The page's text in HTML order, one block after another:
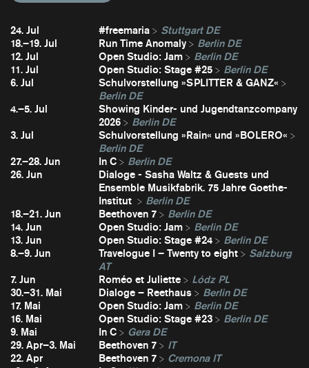
24. Jul #freemaria
Stuttgart DE
18.–19. Jul
Run Time Anomaly
Berlin DE
12. Jul
Open Studio: Jam
Berlin DE
11. Jul
Open Studio: Stage #25
Berlin DE
6. Jul
Schulvorstellung »SPLITTER & GANZ«
Berlin DE
4.–5. Jul
Showing Kinder- und Jugendtanzcompany
2026
Berlin DE
3. Jul
Schulvorstellung »Rain« und »BOLERO«
Berlin DE
27.–28. Jun
In C
Berlin DE
26. Jun
Dialoge - Sasha Waltz & Guests und
Ensemble Musikfabrik. 75 Jahre Goethe-
Institut
Berlin DE
18.–21. Jun
Beethoven 7
Berlin DE
14. Jun
Open Studio: Jam
Berlin DE
13. Jun
Open Studio: Stage #24
Berlin DE
8.–9. Jun
Travelogue I – Twenty to eight
Salzburg
AT
7. Jun
Roméo et Juliette
Lódz PL
30.–31. Mai
Dialoge – Reethaus
Berlin DE
17. Mai
Open Studio: Jam
Berlin DE
16. Mai
Open Studio: Stage #23
Berlin DE
9. Mai
In C
Gera DE
29. Apr–3. Mai
Beethoven 7
IT
22. Apr
Beethoven 7
Cremona IT